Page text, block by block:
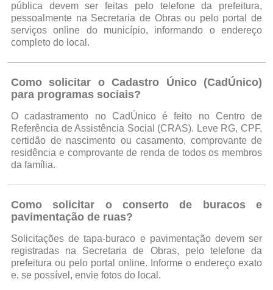
pública devem ser feitas pelo telefone da prefeitura,
pessoalmente na Secretaria de Obras ou pelo portal de
serviços online do município, informando o endereço
completo do local.
Como solicitar o Cadastro Único (CadÚnico)
para programas sociais?
O cadastramento no CadÚnico é feito no Centro de
Referência de Assistência Social (CRAS). Leve RG, CPF,
certidão de nascimento ou casamento, comprovante de
residência e comprovante de renda de todos os membros
da família.
Como solicitar o conserto de buracos e
pavimentação de ruas?
Solicitações de tapa-buraco e pavimentação devem ser
registradas na Secretaria de Obras, pelo telefone da
prefeitura ou pelo portal online. Informe o endereço exato
e, se possível, envie fotos do local.